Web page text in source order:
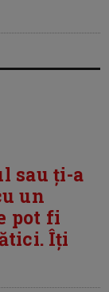
sau ți-a
un
pot fi
Îți